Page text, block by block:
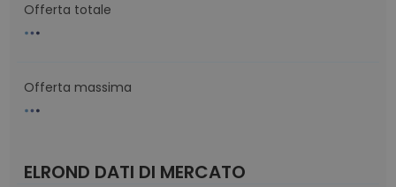
Offerta totale
Offerta massima
ELROND DATI DI MERCATO